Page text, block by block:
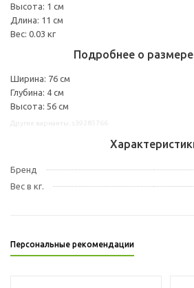
Высота: 1 см
Длина: 11 см
Вес: 0.03 кг
Подробнее о
Ширина: 76 см
Глубина: 4 см
Высота: 56 см
Бренд
Вес в кг.
Персональные рекомендации